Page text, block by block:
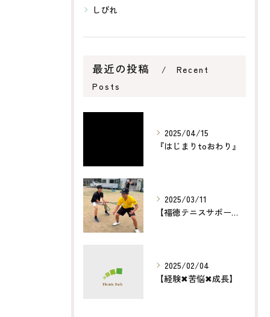
しびれ
最近の投稿
Recent
Posts
2025/04/15
『はじまりtoおわり』
2025/03/11
【福徳テニスサポート】
2025/02/04
【経験✖︎苦悩✖︎成長】